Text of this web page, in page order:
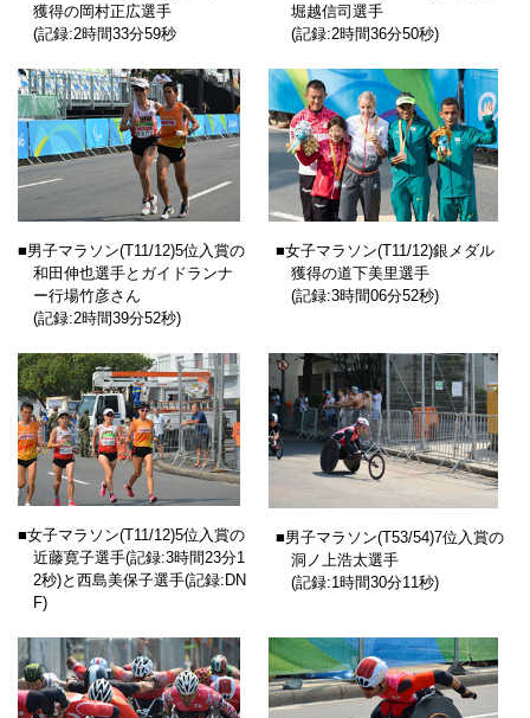
獲得の岡村正広選手
(記録:2時間33分59秒
堀越信司選手
(記録:2時間36分50秒)
■男子マラソン(T11/12)5位入賞の
和田伸也選手とガイドランナ
ー行場竹彦さん
(記録:2時間39分52秒)
■女子マラソン(T11/12)銀メダル
獲得の道下美里選手
(記録:3時間06分52秒)
■女子マラソン(T11/12)5位入賞の
近藤寛子選手(記録:3時間23分1
2秒)と西島美保子選手(記録:DN
F)
■男子マラソン(T53/54)7位入賞の
洞ノ上浩太選手
(記録:1時間30分11秒)